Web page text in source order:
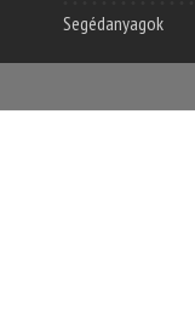
Segédanyagok